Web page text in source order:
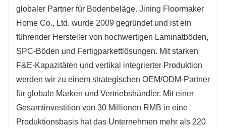
globaler Partner für Bodenbeläge. Jining Floormaker
Home Co., Ltd. wurde 2009 gegründet und ist ein
führender Hersteller von hochwertigen Laminatböden,
SPC-Böden und Fertigparkettlösungen. Mit starken
F&E-Kapazitäten und vertikal integrierter Produktion
werden wir zu einem strategischen OEM/ODM-Partner
für globale Marken und Vertriebshändler. Mit einer
Gesamtinvestition von 30 Millionen RMB in eine
Produktionsbasis hat das Unternehmen mehr als 220